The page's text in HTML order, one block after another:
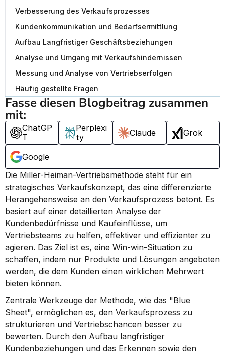
Verbesserung des Verkaufsprozesses
Kundenkommunikation und Bedarfsermittlung
Aufbau Langfristiger Geschäftsbeziehungen
Analyse und Umgang mit Verkaufshindernissen
Messung und Analyse von Vertriebserfolgen
Häufig gestellte Fragen
Fasse diesen Blogbeitrag zusammen
mit:
ChatGP
T
Perplexi
ty
Claude Grok
Google
Die Miller-Heiman-Vertriebsmethode steht für ein
strategisches Verkaufskonzept, das eine differenzierte
Herangehensweise an den Verkaufsprozess betont. Es
basiert auf einer detaillierten Analyse der
Kundenbedürfnisse und Kaufeinflüsse, um
Vertriebsteams zu helfen, effektiver und effizienter zu
agieren. Das Ziel ist es, eine Win-win-Situation zu
schaffen, indem nur Produkte und Lösungen angeboten
werden, die dem Kunden einen wirklichen Mehrwert
bieten können.
Zentrale Werkzeuge der Methode, wie das "Blue
Sheet", ermöglichen es, den Verkaufsprozess zu
strukturieren und Vertriebschancen besser zu
bewerten. Durch den Aufbau langfristiger
Kundenbeziehungen und das Erkennen sowie den